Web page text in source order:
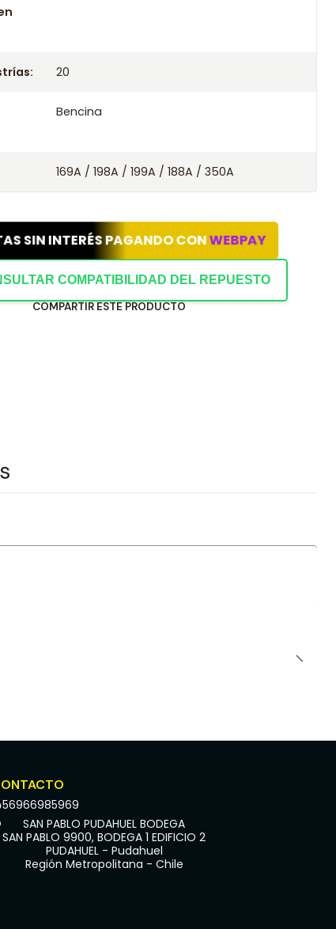
20
Bencina
169A / 198A / 199A / 188A / 350A
SIN INTERÉS PAGANDO CONWEBPAY
COMPATIBILIDAD DEL REPUESTO
COMPARTIR ESTE PRODUCTO
56966985969
SAN PABLO PUDAHUEL BODEGA
SAN PABLO 9900, BODEGA 1 EDIFICIO 2
PUDAHUEL - Pudahuel
Región Metropolitana - Chile